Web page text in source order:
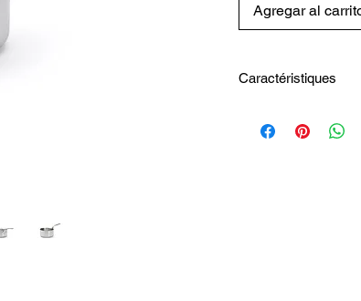
Agregar al
Caractéristiques
Diamètre du